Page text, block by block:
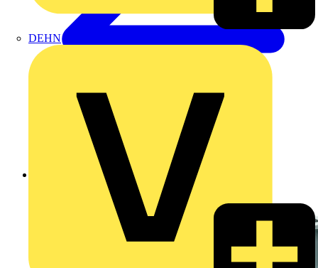
DEHN
Zurück zu Produkte